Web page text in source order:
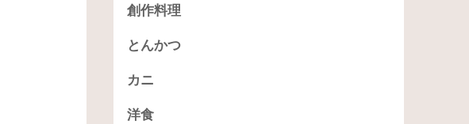
創作料理
とんかつ
カニ
洋食